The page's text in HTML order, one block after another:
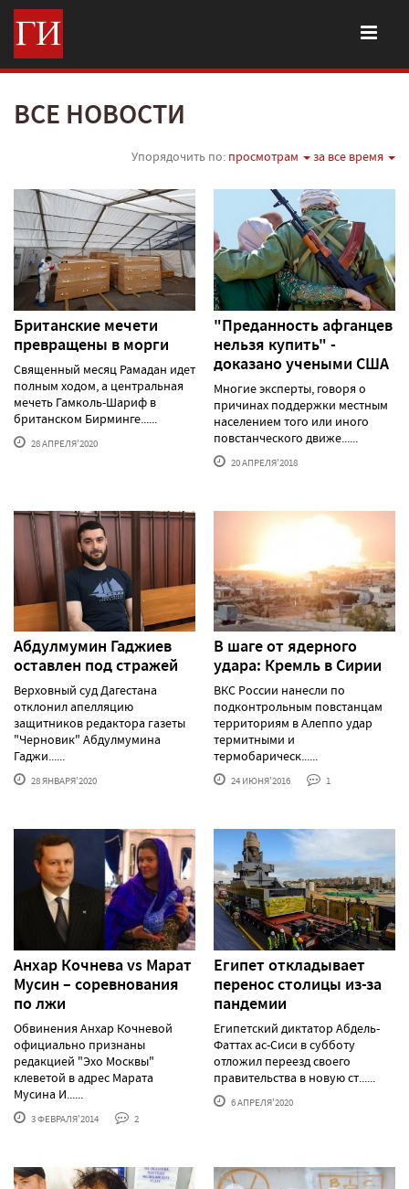
ВСЕ НОВОСТИ
Упорядочить по: просмотрам за все время
Британские мечети
превращены в морги
Священный месяц Рамадан идет
полным ходом, а центральная
мечеть Гамколь-Шариф в
британском Бирминге......
28 АПРЕЛЯ'2020
"Преданность афганцев
нельзя купить" -
доказано учеными США
Многие эксперты, говоря о
причинах поддержки местным
населением того или иного
повстанческого движе......
20 АПРЕЛЯ'2018
Абдулмумин Гаджиев
оставлен под стражей
Верховный суд Дагестана
отклонил апелляцию
защитников редактора газеты
"Черновик" Абдулмумина
Гаджи......
28 ЯНВАРЯ'2020
В шаге от ядерного
удара: Кремль в Сирии
ВКС России нанесли по
подконтрольным повстанцам
территориям в Алеппо удар
термитными и
термобарическ......
24 ИЮНЯ'2016 1
Анхар Кочнева vs Марат
Мусин – соревнования
по лжи
Обвинения Анхар Кочневой
официально признаны
редакцией "Эхо Москвы"
клеветой в адрес Марата
Мусина И......
3 ФЕВРАЛЯ'2014 2
Египет откладывает
перенос столицы из-за
пандемии
Египетский диктатор Абдель-
Фаттах ас-Сиси в субботу
отложил переезд своего
правительства в новую ст......
6 АПРЕЛЯ'2020